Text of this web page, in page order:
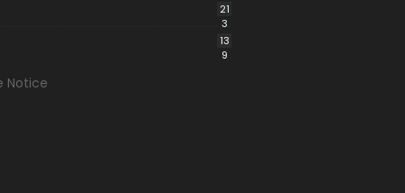
21
3
13
9
Notice